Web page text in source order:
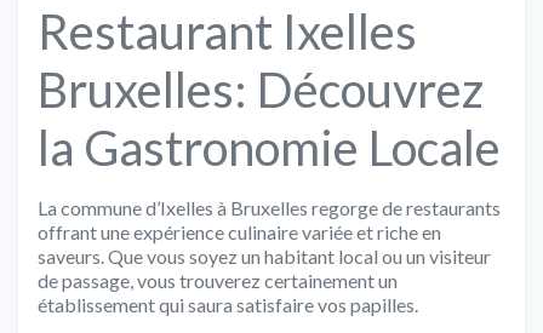
Restaurant Ixelles
Bruxelles: Découvrez
la Gastronomie Locale
La commune d’Ixelles à Bruxelles regorge de restaurants
offrant une expérience culinaire variée et riche en
saveurs. Que vous soyez un habitant local ou un visiteur
de passage, vous trouverez certainement un
établissement qui saura satisfaire vos papilles.